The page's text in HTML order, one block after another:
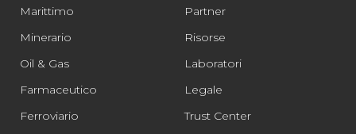
Marittimo
Minerario
Oil & Gas
Farmaceutico
Ferroviario
Partner
Risorse
Laboratori
Legale
Trust Center